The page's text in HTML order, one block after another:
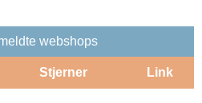
webshops
Stjerner Link